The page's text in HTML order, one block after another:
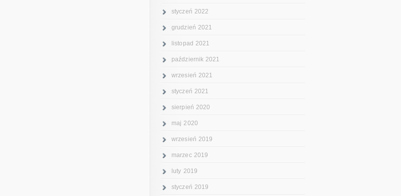
styczeń 2022
grudzień 2021
listopad 2021
październik 2021
wrzesień 2021
styczeń 2021
sierpień 2020
maj 2020
wrzesień 2019
marzec 2019
luty 2019
styczeń 2019